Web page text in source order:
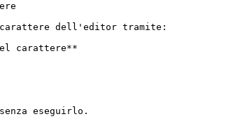
carattere dell'editor tramite:
carattere**
eseguirlo.